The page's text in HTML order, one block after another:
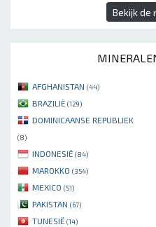
Bekijk
AFGHANISTAN (44)
BRAZILIË (129)
DOMINICAANSE REPUBLIEK
(8)
INDONESIË (84)
MAROKKO (354)
MEXICO (51)
PAKISTAN (67)
TUNESIË (14)